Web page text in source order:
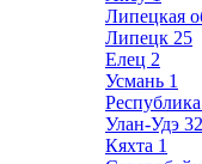
Липецкая
Липецк 25
Елец 2
Усмань 1
Улан-Удэ 32
Кяхта 1